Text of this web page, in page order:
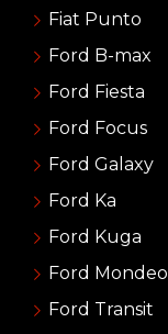
Fiat Punto
Ford B-max
Ford Fiesta
Ford Focus
Ford Galaxy
Ford Ka
Ford Kuga
Ford Mondeo
Ford Transit